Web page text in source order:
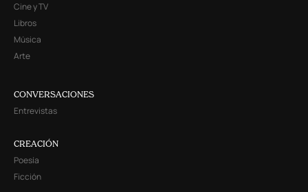
Cine y TV
Libros
Música
Arte
CONVERSACIONES
Entrevistas
CREACIÓN
Poesía
Ficción